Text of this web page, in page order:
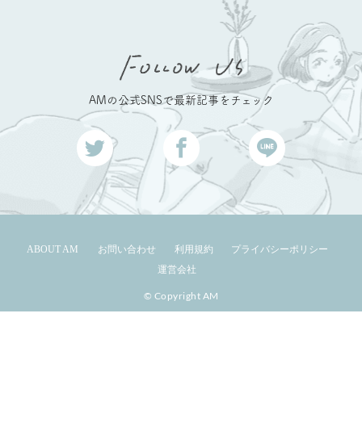
AMの公式SNSで最新記事をチェック
ABOUT AM お問い合わせ 利用規約
プライバシーポリシー
運営会社
© Copyright AM